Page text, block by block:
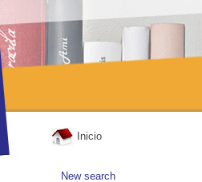
Inicio
New search